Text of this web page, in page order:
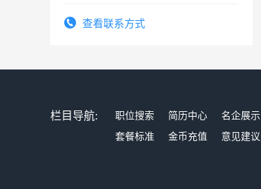
试用期1-3个月，转正后交纳五险，
查看联系方式
栏目导航: 职位搜索 简历中心 名企展示
套餐标准
金币充值 意见建议